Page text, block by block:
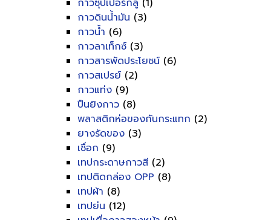
กาวซุปเปอร์กลู (1)
กาวดินน้ำมัน (3)
กาวน้ำ (6)
กาวลาเท็กซ์ (3)
กาวสารพัดประโยชน์ (6)
กาวสเปรย์ (2)
กาวแท่ง (9)
ปืนยิงกาว (8)
พลาสติกห่อของกันกระแทก (2)
ยางรัดของ (3)
เชื่อก (9)
เทปกระดาษกาวสี (2)
เทปติดกล่อง OPP (8)
เทปผ้า (8)
เทปย่น (12)